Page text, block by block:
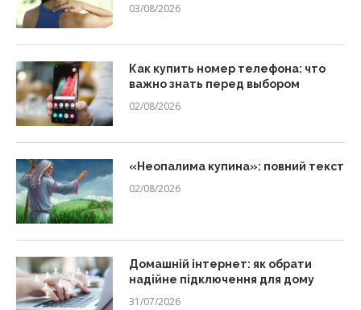
03/08/2026
Как купить номер телефона: что
важно знать перед выбором
02/08/2026
«Неопалима купина»: повний текст
02/08/2026
Домашній інтернет: як обрати
надійне підключення для дому
31/07/2026